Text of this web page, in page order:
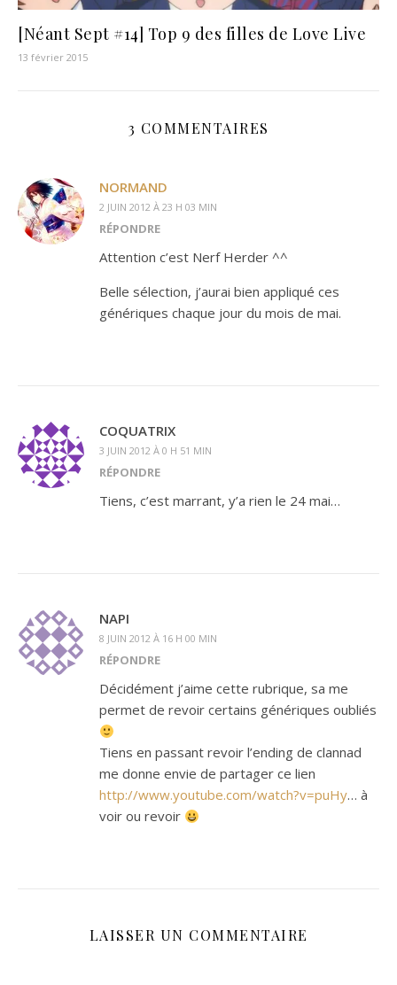
[Néant Sept #14] Top 9 des filles de Love Live
13 février 2015
3 COMMENTAIRES
NORMAND
2 JUIN 2012 À 23 H 03 MIN
RÉPONDRE
Attention c’est Nerf Herder ^^
Belle sélection, j’aurai bien appliqué ces
génériques chaque jour du mois de mai.
COQUATRIX
3 JUIN 2012 À 0 H 51 MIN
RÉPONDRE
Tiens, c’est marrant, y’a rien le 24 mai…
NAPI
8 JUIN 2012 À 16 H 00 MIN
RÉPONDRE
Décidément j’aime cette rubrique, sa me
permet de revoir certains génériques oubliés
Tiens en passant revoir l’ending de clannad
me donne envie de partager ce lien
http://www.youtube.com/watch?v=puHy… à
voir ou revoir
LAISSER UN COMMENTAIRE